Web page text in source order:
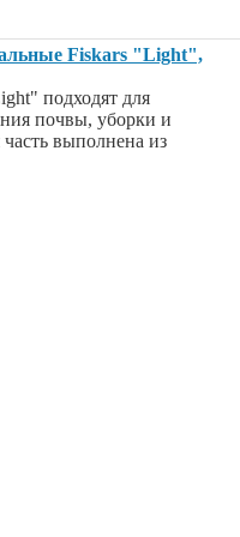
Fiskars "Light",
подходят для
почвы, уборки и
часть выполнена из